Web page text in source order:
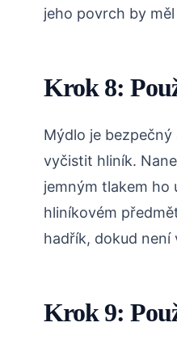
jeho povrch by
Krok 8:
Mýdlo je
vyčistit hliník.
jemným tlakem ho
hliníkovém
hadřík, dokud není
Krok 9: